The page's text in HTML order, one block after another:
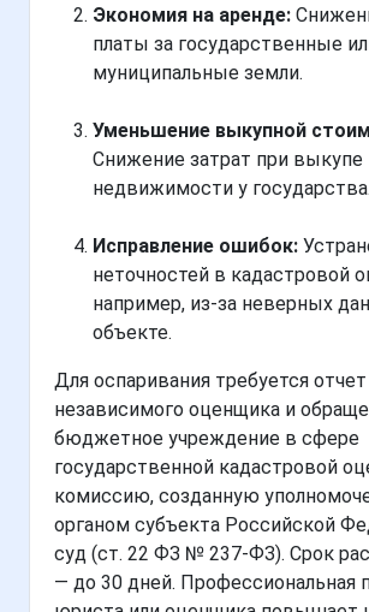
Экономия на аренде:
платы за государственные
муниципальные земли.
Уменьшение выкупной
Снижение затрат при выкупе
недвижимости у государства.
Исправление ошибок:
неточностей в кадастровой
например, из-за неверных
объекте.
Для оспаривания требуется отчет
независимого оценщика и
бюджетное учреждение в сфере
государственной кадастровой
комиссию, созданную
органом субъекта Российской
суд (ст. 22 ФЗ № 237-ФЗ). Срок
— до 30 дней. Профессиональная